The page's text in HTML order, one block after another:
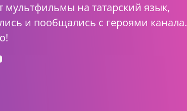
мультфильмы на татарский язык,
и пообщались с героями канала.